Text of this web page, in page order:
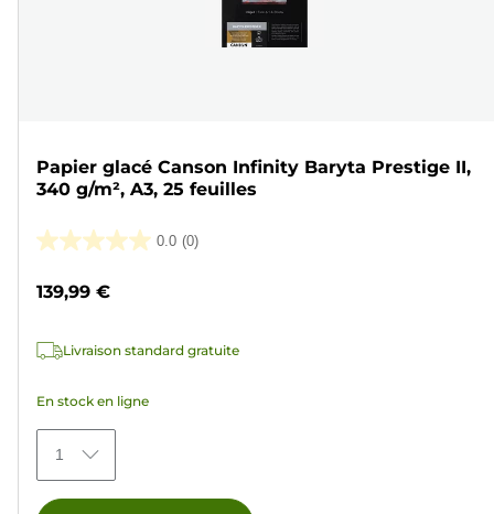
Papier glacé Canson Infinity Baryta Prestige II,
340 g/m², A3, 25 feuilles
0.0 (0)
0.0
139,99 €
Livraison standard gratuite
En stock en ligne
1